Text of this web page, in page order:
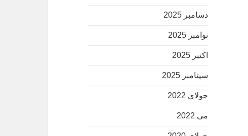
دسامبر 2025
نوامبر 2025
اکتبر 2025
سپتامبر 2025
جولای 2022
می 2022